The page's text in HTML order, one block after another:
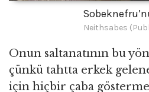
Neithsabes
Onun saltanatının bu
çünkü tahtta erkek
için hiçbir çaba